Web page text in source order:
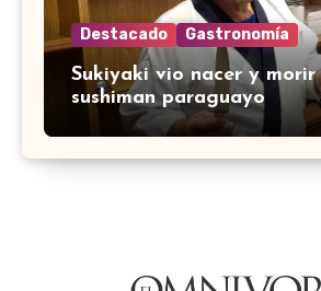
Destacado Gastronomía
Sukiyaki vio nacer y
sushiman paraguayo